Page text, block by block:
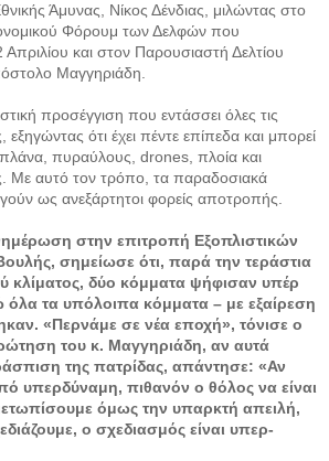
Άμυνας, Νίκος Δένδιας, μιλώντας στο
Φόρουμ των Δελφών που
Απριλίου και στον Παρουσιαστή Δελτίου
Μαγγηριάδη.
προσέγγιση που εντάσσει όλες τις
εξηγώντας ότι έχει πέντε επίπεδα και μπορεί
πυραύλους, drones, πλοία και
Με αυτό τον τρόπο, τα παραδοσιακά
ως ανεξάρτητοι φορείς αποτροπής.
στην επιτροπή Εξοπλιστικών
σημείωσε ότι, παρά την τεράστια
κλίματος, δύο κόμματα ψήφισαν υπέρ
όλα τα υπόλοιπα κόμματα – με εξαίρεση
«Περνάμε σε νέα εποχή», τόνισε ο
του κ. Μαγγηριάδη, αν αυτά
της πατρίδας, απάντησε: «Αν
υπερδύναμη, πιθανόν ο θόλος να είναι
όμως την υπαρκτή απειλή,
ο σχεδιασμός είναι υπερ-